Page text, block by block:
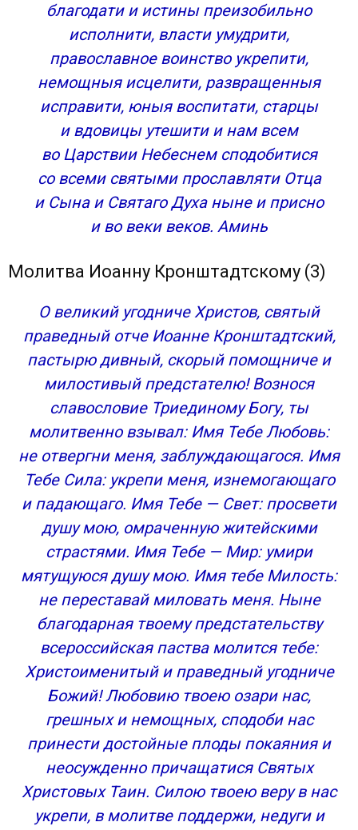
благодати и истины преизобильно
исполнити, власти умудрити,
православное воинство укрепити,
немощныя исцелити, развращенныя
исправити, юныя воспитати, старцы
и вдовицы утешити и нам всем
во Царствии Небеснем сподобитися
со всеми святыми прославляти Отца
и Сына и Святаго Духа ныне и присно
и во веки веков. Аминь
Молитва Иоанну Кронштадтскому (3)
О великий угодниче Христов, святый
праведный отче Иоанне Кронштадтский,
пастырю дивный, скорый помощниче и
милостивый предстателю! Вознося
славословие Триединому Богу, ты
молитвенно взывал: Имя Тебе Любовь:
не отвергни меня, заблуждающагося. Имя
Тебе Сила: укрепи меня, изнемогающаго
и падающаго. Имя Тебе — Свет: просвети
душу мою, омраченную житейскими
cтрастями. Имя Тебе — Мир: умири
мятущуюся душу мою. Имя тебе Милость:
не переставай миловать меня. Ныне
благодарная твоему предстательству
всероссийская паства молится тебе:
Христоименитый и праведный угодниче
Божий! Любовию твоею озари нас,
грешных и немощных, сподоби нас
принести достойные плоды покаяния и
неосужденно причащатися Святых
Христовых Таин. Силою твоею веру в нас
укрепи, в молитве поддержи, недуги и